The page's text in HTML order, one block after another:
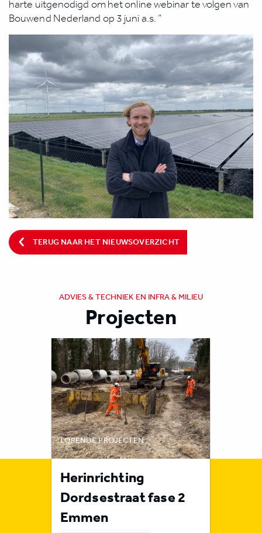
harte uitgenodigd om het online webinar te volgen van
Bouwend Nederland op 3 juni a.s. ”
TERUG NAAR HET NIEUWSOVERZICHT
ADVIES & TECHNIEK EN INFRA & MILIEU
Projecten
LOPENDE PROJECTEN
Herinrichting
Dordsestraat fase 2
Emmen